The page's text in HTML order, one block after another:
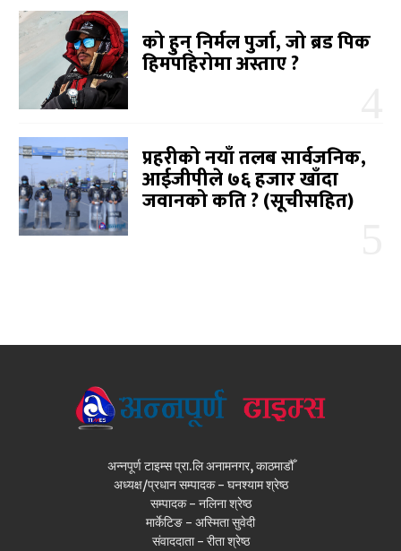
को हुन् निर्मल पुर्जा, जो ब्रड पिक
हिमपहिरोमा अस्ताए ?
प्रहरीको नयाँ तलब सार्वजनिक,
आईजीपीले ७६ हजार खाँदा
जवानको कति ? (सूचीसहित)
अन्नपूर्ण टाइम्स प्रा.लि अनामनगर, काठमाडौँ
अध्यक्ष/प्रधान सम्पादक - घनश्याम श्रेष्ठ
सम्पादक - नलिना श्रेष्ठ
मार्केटिङ - अस्मिता सुवेदी
संवाददाता - रीता श्रेष्ठ